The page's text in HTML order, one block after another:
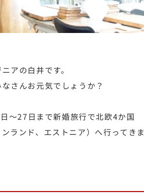
アの白井です。
さんお元気でしょうか？
～27日まで新婚旅行で北欧4か国
ランド、エストニア）へ行ってきま